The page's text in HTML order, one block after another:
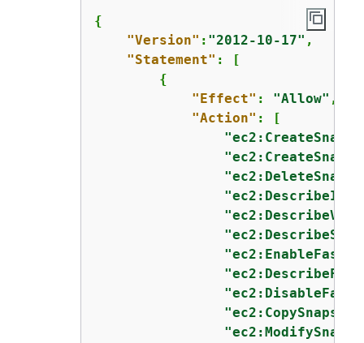
{
"Version" : "2012-10-17" ,
"Statement" : [
{
"Effect" : "Allow" ,
"Action" : [